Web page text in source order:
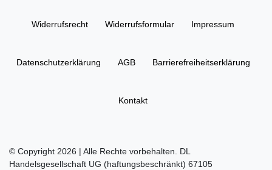
Widerrufs­recht Widerrufs­formular Impressum
Daten­schutz­erklärung AGB Barrierefreiheitserklärung
Kontakt
© Copyright 2026 | Alle Rechte vorbehalten. DL
Handelsgesellschaft UG (haftungsbeschränkt) 67105